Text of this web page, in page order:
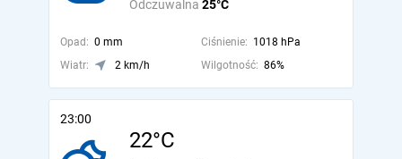
Odczuwalna 25°C
Opad: 0 mm Ciśnienie: 1018 hPa
Wiatr:
2 km/h Wilgotność: 86%
23:00
22°C